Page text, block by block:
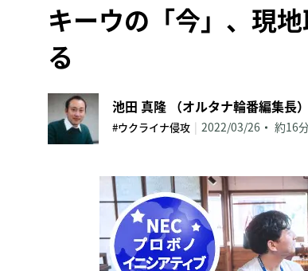
キーウの「今」、現
る
池田 真隆 （オルタナ輪番編集長）
#ウクライナ侵攻 | 2022/03/26 約16